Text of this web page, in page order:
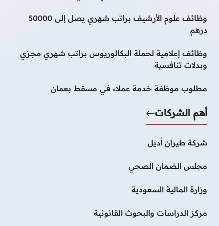
وظائف علوم الأرشيف براتب شهري يصل إلى 50000
درهم
وظائف إعلامية لحملة البكالوريوس براتب شهري مجزي
وبدلات تنافسية
مطلوب موظفة خدمة عملاء في مسقط بعمان
أهم الشركات
شركة طيران أديل
مجلس الضمان الصحي
وزارة المالية السعودية
مركز الدراسات والبحوث القانونية